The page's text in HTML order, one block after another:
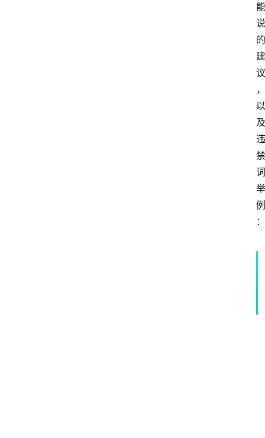
能
说
的
建
议
，
以
及
违
禁
词
举
例
：